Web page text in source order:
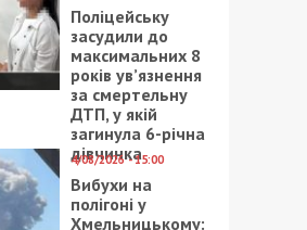
Поліцейську
засудили до
максимальних 8
років ув’язнення
за смертельну
ДТП, у якій
загинула 6-річна
дівчинка
4/08/2026 - 15:00
Вибухи на
полігоні у
Хмельницькому: